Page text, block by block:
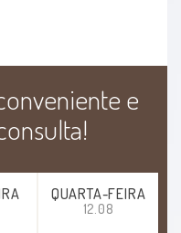
infantil
e
QUARTA-FEIRA
12.08